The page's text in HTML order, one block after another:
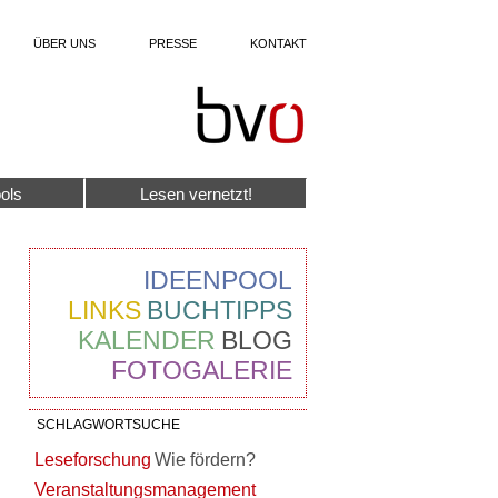
ÜBER UNS PRESSE KONTAKT
Lesen vernetzt!
IDEENPOOL
BUCHTIPPS
LINKS
BLOG
KALENDER
FOTOGALERIE
SCHLAGWORTSUCHE
Leseforschung Wie fördern?
Veranstaltungsmanagement